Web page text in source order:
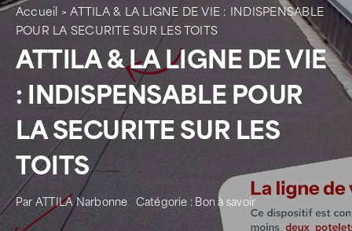
Nos services
Nos agences
Votre toit
Rejoignez-nous
Devenir Franchisé
Accueil >ATTILA & LA LIGNE DE VIE : INDISPENSABLE
POUR LA SECURITE SUR LES TOITS
ATTILA & LA LIGNE DE VIE
: INDISPENSABLE POUR
LA SECURITE SUR LES
TOITS
ParATTILA Narbonne Catégorie :Bon à savoir